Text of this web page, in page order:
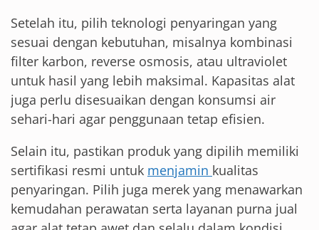
Setelah itu, pilih teknologi penyaringan yang
sesuai dengan kebutuhan, misalnya kombinasi
filter karbon, reverse osmosis, atau ultraviolet
untuk hasil yang lebih maksimal. Kapasitas alat
juga perlu disesuaikan dengan konsumsi air
sehari-hari agar penggunaan tetap efisien.
Selain itu, pastikan produk yang dipilih memiliki
sertifikasi resmi untuk menjamin kualitas
penyaringan. Pilih juga merek yang menawarkan
kemudahan perawatan serta layanan purna jual